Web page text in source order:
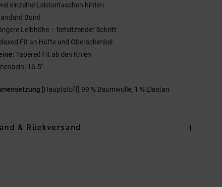
einzelne Leistentaschen hinten
Bund
Leibhöhe – tiefsitzender Schritt
Fit an Hüfte und Oberschenkel
Tapered Fit ab den Knien
16.5"
[Hauptstoff] 99 % Baumwolle, 1 % Elastan
& Rückversand